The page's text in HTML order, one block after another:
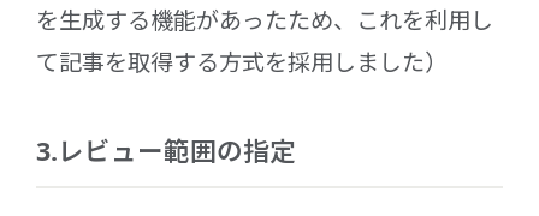
を生成する機能があったため、これを利用し
て記事を取得する方式を採用しました）
3.レビュー範囲の指定